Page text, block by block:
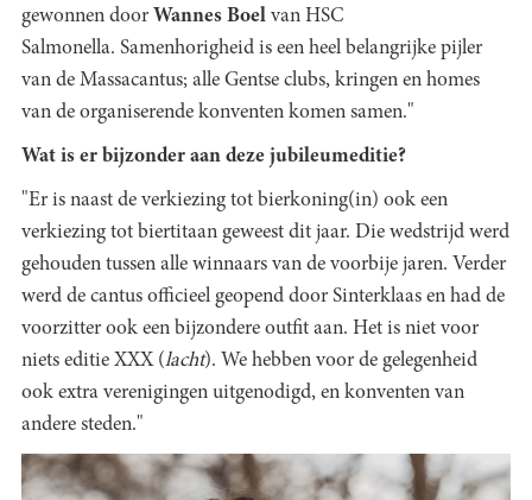
gewonnen door Wannes Boel van HSC
Salmonella. Samenhorigheid is een heel belangrijke pijler
van de Massacantus; alle Gentse clubs, kringen en homes
van de organiserende konventen komen samen."
Wat is er bijzonder aan deze jubileumeditie?
"Er is naast de verkiezing tot bierkoning(in) ook een
verkiezing tot biertitaan geweest dit jaar. Die wedstrijd werd
gehouden tussen alle winnaars van de voorbije jaren. Verder
werd de cantus officieel geopend door Sinterklaas en had de
voorzitter ook een bijzondere outfit aan. Het is niet voor
niets editie XXX (lacht). We hebben voor de gelegenheid
ook extra verenigingen uitgenodigd, en konventen van
andere steden."